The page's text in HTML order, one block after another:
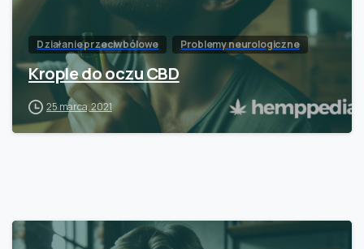
Działanie przeciwbólowe Problemy neurologiczne
Krople do oczu CBD
25 marca, 2021